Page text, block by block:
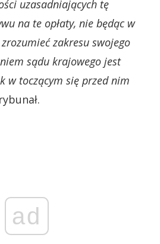
uzasadniających tę
na te opłaty, nie będąc w
zakresu swojego
sądu krajowego jest
w toczącym się przed nim
ad